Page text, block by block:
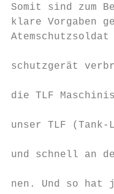
Somit sind zum
klare Vorgaben
schutzgerät
die TLF
unser TLF
und schnell an
nen. Und so hat